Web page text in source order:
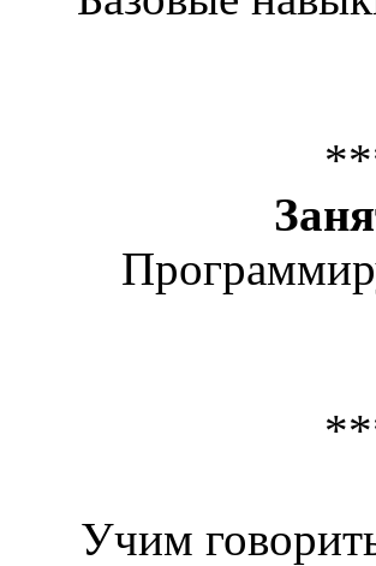
Учим